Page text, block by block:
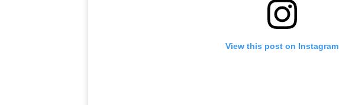
View this post on Instagram